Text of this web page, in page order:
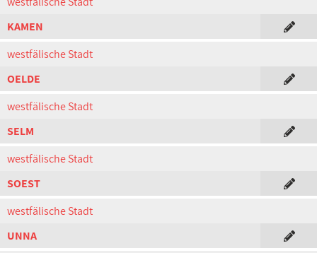
KAMEN
westfälische Stadt
OELDE
westfälische Stadt
SELM
westfälische Stadt
SOEST
westfälische Stadt
UNNA